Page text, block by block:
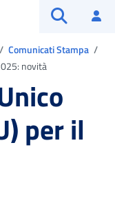
Comunicati Stampa
novità
per il